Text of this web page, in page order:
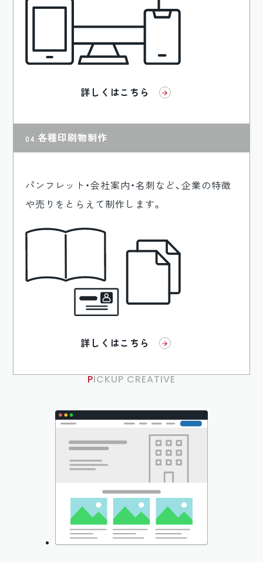
詳しくはこちら
各種印刷物制作
パンフレット・会社案内・名刺など、企業の特徴
や売りをとらえて制作します。
詳しくはこちら
PICKUP CREATIVE